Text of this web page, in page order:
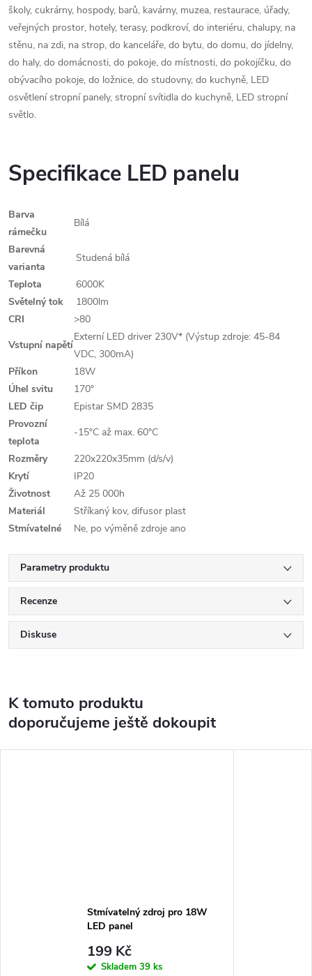
školy, cukrárny, hospody, barů, kavárny, muzea, restaurace, úřady,
veřejných prostor, hotely, terasy, podkroví, do interiéru, chalupy, na
stěnu, na zdi, na strop, do kanceláře, do bytu, do domu, do jídelny,
do haly, do domácnosti, do pokoje, do místnosti, do pokojíčku, do
obývacího pokoje, do ložnice, do studovny, do kuchyně, LED
osvětlení stropní panely, stropní svítidla do kuchyně, LED stropní
světlo.
Specifikace LED panelu
Barva
rámečku
Bílá
Barevná
varianta
Studená bílá
Teplota
6000K
Světelný tok
1800lm
CRI
>80
Vstupní napětí
Externí LED driver 230V* (Výstup zdroje: 45-84
VDC, 300mA)
Příkon
18W
Úhel svitu
170°
LED čip
Epistar SMD 2835
Provozní
teplota
-15°C až max. 60°C
Rozměry
220x220x35mm (d/s/v)
Krytí
IP20
Životnost
Až 25 000h
Materiál
Stříkaný kov, difusor plast
Stmívatelné
Ne, po výměně zdroje ano
Parametry produktu
Recenze
Diskuse
K tomuto produktu
doporučujeme ještě dokoupit
Stmívatelný zdroj pro 18W
LED panel
199 Kč
Skladem 39 ks